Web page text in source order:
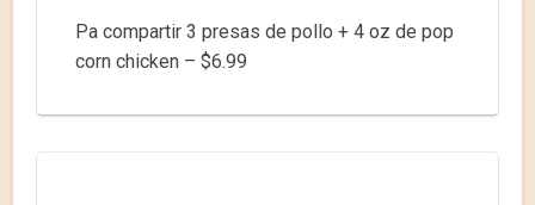
Pa compartir 3 presas de pollo + 4 oz de pop
corn chicken – $6.99